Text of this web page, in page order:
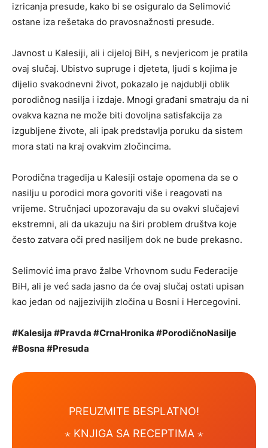
izricanja presude, kako bi se osiguralo da Selimović
ostane iza rešetaka do pravosnažnosti presude.
Javnost u Kalesiji, ali i cijeloj BiH, s nevjericom je pratila
ovaj slučaj. Ubistvo supruge i djeteta, ljudi s kojima je
dijelio svakodnevni život, pokazalo je najdublji oblik
porodičnog nasilja i izdaje. Mnogi građani smatraju da ni
ovakva kazna ne može biti dovoljna satisfakcija za
izgubljene živote, ali ipak predstavlja poruku da sistem
mora stati na kraj ovakvim zločincima.
Porodična tragedija u Kalesiji ostaje opomena da se o
nasilju u porodici mora govoriti više i reagovati na
vrijeme. Stručnjaci upozoravaju da su ovakvi slučajevi
ekstremni, ali da ukazuju na širi problem društva koje
često zatvara oči pred nasiljem dok ne bude prekasno.
Selimović ima pravo žalbe Vrhovnom sudu Federacije
BiH, ali je već sada jasno da će ovaj slučaj ostati upisan
kao jedan od najjezivijih zločina u Bosni i Hercegovini.
#Kalesija #Pravda #CrnaHronika #PorodičnoNasilje
#Bosna #Presuda
PREUZMITE BESPLATNO!
⋆ KNJIGA SA RECEPTIMA ⋆